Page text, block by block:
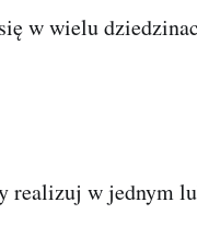
w wielu
realizuj w jednym